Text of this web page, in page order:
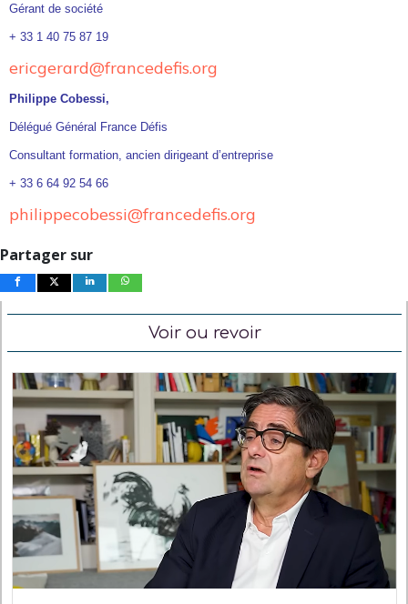
Gérant de société
+ 33 1 40 75 87 19
ericgerard@francedefis.org
Philippe Cobessi,
Délégué Général France Défis
Consultant formation, ancien dirigeant d’entreprise
+ 33 6 64 92 54 66
philippecobessi@francedefis.org
Partager sur
Voir ou revoir